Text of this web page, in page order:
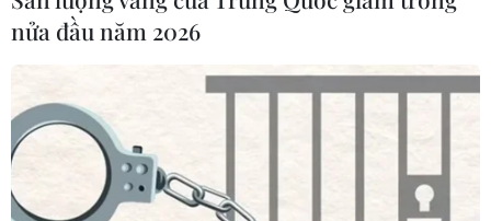
CƠ QUAN CHỦ QUẢN: THÔNG TẤN XÃ VIỆT NAM
Tổng Biên tập: TRẦN TIẾN DUẨN
nửa đầu năm 2026